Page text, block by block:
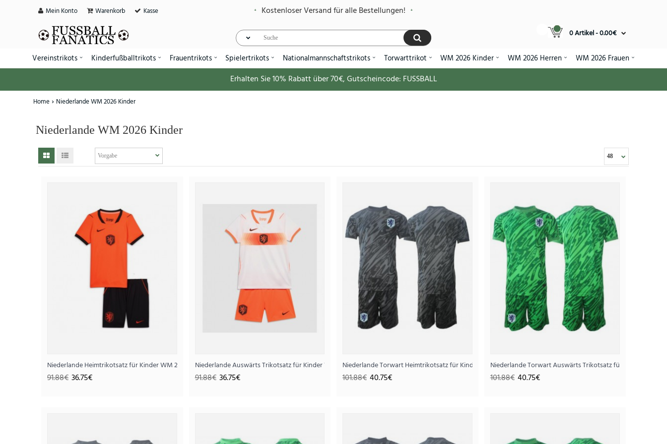
Mein Konto Warenkorb Kasse Kostenloser Versand für alle Bestellungen!
0 Artikel - 0.00€
Vereinstrikots Kinderfußballtrikots Frauentrikots Spielertrikots Nationalmannschaftstrikots Torwarttrikot WM 2026 Kinder WM 2026 Herren WM 2026 Frauen
Erhalten Sie10% Rabatt über70€, Gutscheincode: FUSSBALL
Home Niederlande WM 2026 Kinder
Niederlande WM 2026 Kinder
91.88€ 36.75€
..
Niederlande Heimtrikotsatz für Kinder WM 2026 Kurzarm (+ Kurze Hosen)
91.88€ 36.75€
Niederlande Auswärts Trikotsatz für Kinder WM 2026 Kurzarm (+ Kurze Hosen)
91.88€ 36.75€
Niederlande Torwart Heimtrikotsatz für Kinder WM 2026 Kurzarm (+ Kurze Hosen)
101.88€ 40.75€
Niederlande Torwart Auswärts Trikotsatz für Kinder WM
101.88€ 40.75€